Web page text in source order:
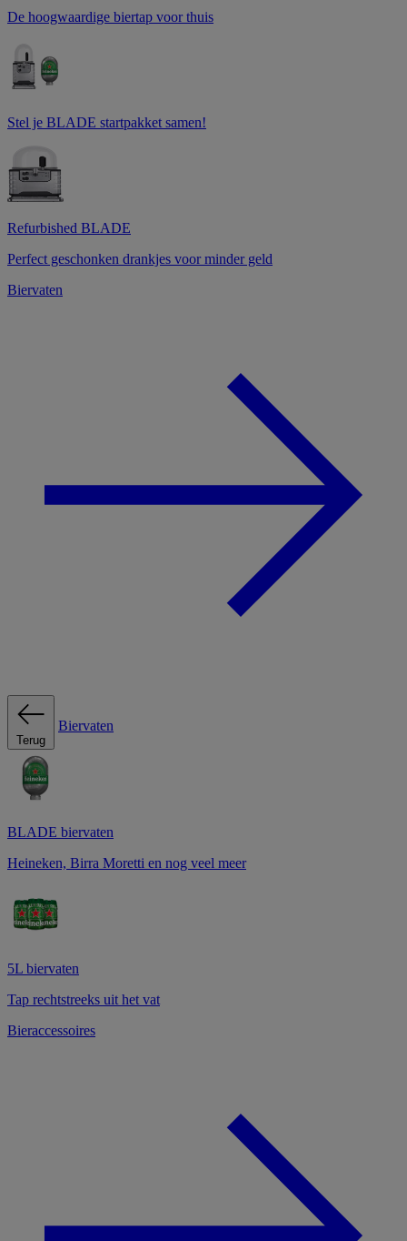
De hoogwaardige biertap voor thuis
Stel je BLADE startpakket samen!
Refurbished BLADE
Perfect geschonken drankjes voor minder geld
Biervaten
Terug
Biervaten
BLADE biervaten
Heineken, Birra Moretti en nog veel meer
5L biervaten
Tap rechtstreeks uit het vat
Bieraccessoires